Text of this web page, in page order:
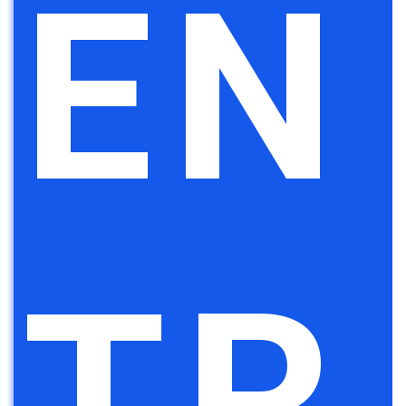
EN